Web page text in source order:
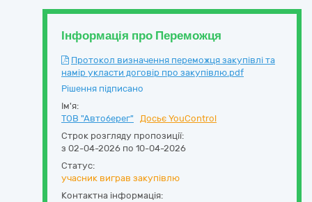
Інформація про Переможця
Протокол визначення переможця закупівлі та
намір укласти договір про закупівлю.pdf
Рішення підписано
Ім'я:
ТОВ "Автоберег"
Досьє YouControl
Строк розгляду пропозиції:
з 02-04-2026 по 10-04-2026
Статус:
учасник виграв закупівлю
Контактна інформація: